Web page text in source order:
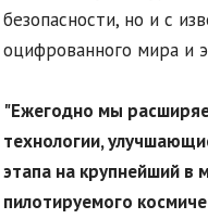
безопасности, но и с
оцифрованного мира и
"Ежегодно мы
технологии,
этапа на крупнейший в
пилотируемого